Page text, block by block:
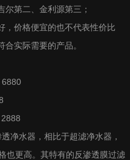
第二、金利源第三；
，价格便宜的也不代表性价比
实际需要的产品。
6880
净水器，相比于超滤净水器，
也更高。其特有的反渗透膜过滤